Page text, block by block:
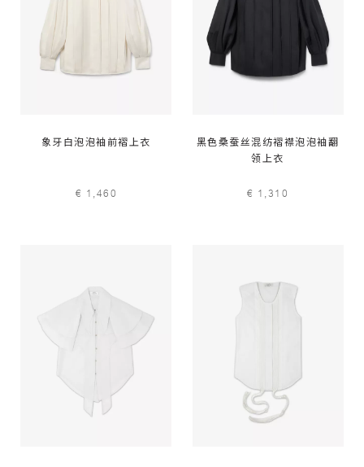
象牙白泡泡袖前褶上衣
€ 1,460
黑色桑蚕丝混纺褶襟泡泡袖翻
领上衣
€ 1,310